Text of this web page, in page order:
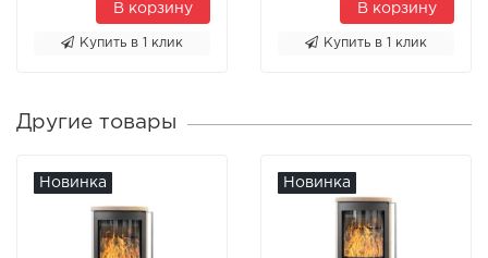
В корзину
Купить в 1 клик
В корзину
Купить в 1 клик
Другие товары
Новинка Новинка